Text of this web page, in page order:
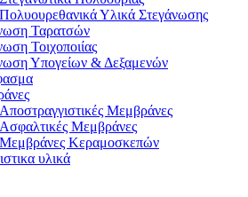
Πολυουρεθανικά Υλικά Στεγάνωσης
Ταρατσών
Τοιχοποιίας
Υπογείων & Δεξαμενών
Αποστραγγιστικές Μεμβράνες
Ασφαλτικές Μεμβράνες
Μεμβράνες Κεραμοσκεπών
υλικά